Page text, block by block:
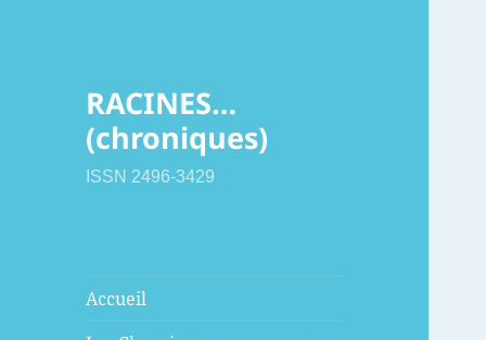
RACINES…
(chroniques)
ISSN 2496-3429
Accueil